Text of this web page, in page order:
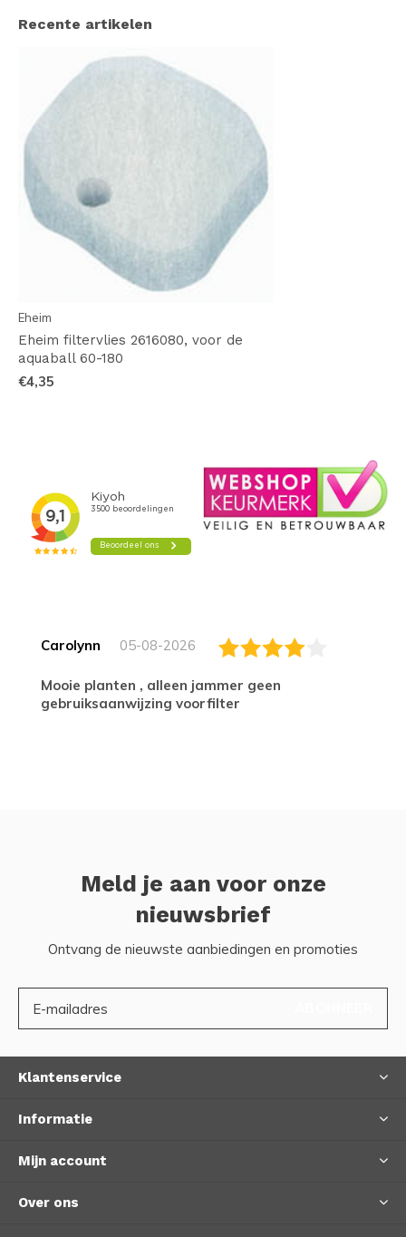
Recente artikelen
Eheim
Eheim filtervlies 2616080, voor de
aquaball 60-180
€4,35
Carolynn 05-08-2026
Mooie planten , alleen jammer geen
gebruiksaanwijzing voorfilter
Meld je aan voor onze
nieuwsbrief
Ontvang de nieuwste aanbiedingen en promoties
Klantenservice
Informatie
Mijn account
Over ons